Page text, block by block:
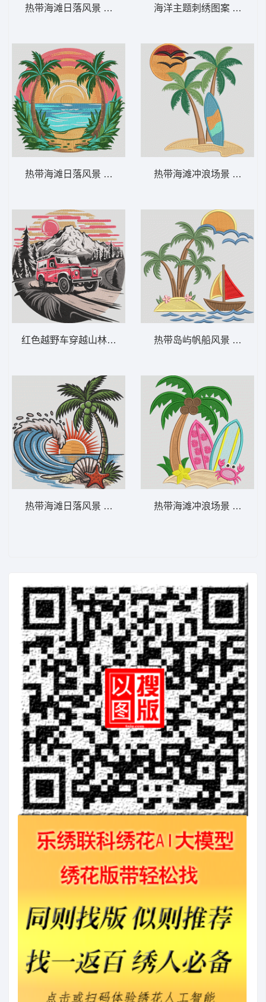
热带海滩日落风景 热带海滩日落——风景如
热带海滩日落风景 热带海滩日落 – 夏日棕
红色越野车穿越山林 越野车山日落——冒险-
热带海滩日落风景 热带海滩波浪 – 夏季-DS
海洋主题刺绣图案 简约的
热带海滩冲浪场景 海滩
热带岛屿帆船风景 热带岛
热带海滩冲浪场景 热带